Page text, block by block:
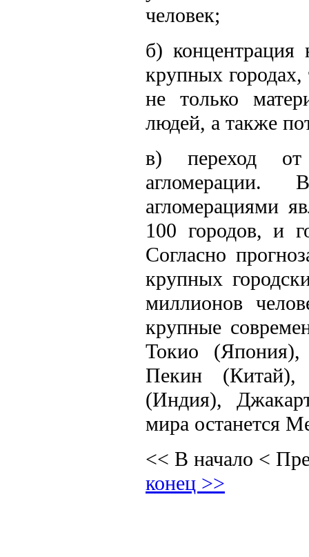
человек;
б) концентрация
крупных городах,
не только
людей, а также
в) переход от
агломерациями
100 городов, и
Согласно
крупных
миллионов
крупные
Токио
Пекин (Китай),
(Индия),
мира останется
<< В начало <
конец >>